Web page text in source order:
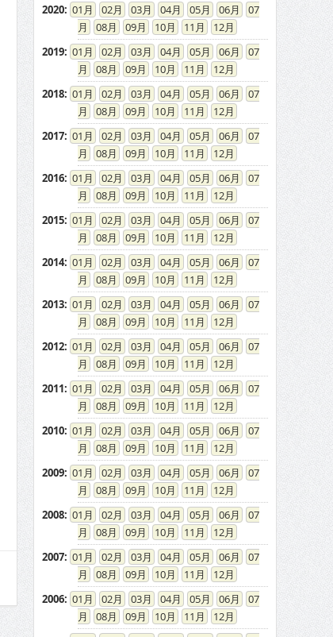
2020: 01 02 03 04 05 06
07
08
09 10 11
12
2019: 01 02 03 04 05 06
07
08
09 10 11
12
2018: 01 02 03 04 05 06
07
08
09 10 11
12
2017: 01 02 03 04 05 06
07
08
09 10 11
12
2016: 01 02 03 04 05 06
07
08
09 10 11
12
2015: 01 02 03 04 05 06
07
08
09 10 11
12
2014: 01 02 03 04 05 06
07
08
09 10 11
12
2013: 01 02 03 04 05 06
07
08
09 10 11
12
2012: 01 02 03 04 05 06
07
08
09 10 11
12
2011: 01 02 03 04 05 06
07
08
09 10 11
12
2010: 01 02 03 04 05 06
07
08
09 10 11
12
2009: 01 02 03 04 05 06
07
08
09 10 11
12
2008: 01 02 03 04 05 06
07
08
09 10 11
12
2007: 01 02 03 04 05 06
07
08
09 10 11
12
2006: 01 02 03 04 05 06
07
08
09 10 11
12